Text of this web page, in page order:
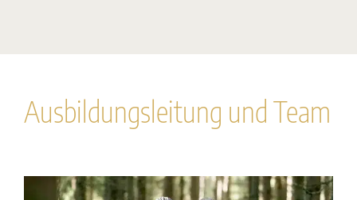
Ausbildungsleitung und Team